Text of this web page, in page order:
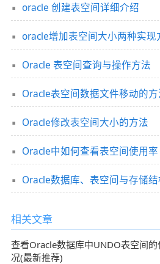
oracle 创建表空间详细介绍
oracle增加表空间大小两种实现
Oracle 表空间查询与操作方法
Oracle表空间数据文件移动的方
Oracle修改表空间大小的方法
Oracle中如何查看表空间使用率
Oracle数据库、表空间与存储
相关文章
查看Oracle数据库中UNDO表空间的
况(最新推荐)